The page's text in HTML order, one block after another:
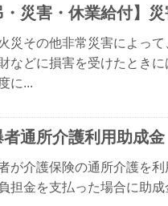
・災害・休業給付】
災その他非常災害によって
などに損害を受けたときに
に...
者通所介護利用助成金
が介護保険の通所介護を利
担金を支払った場合に助成